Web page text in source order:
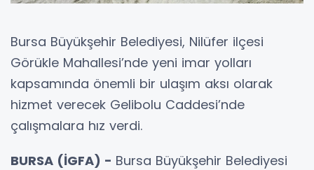
Bursa Büyükşehir Belediyesi, Nilüfer ilçesi
Görükle Mahallesi’nde yeni imar yolları
kapsamında önemli bir ulaşım aksı olarak
hizmet verecek Gelibolu Caddesi’nde
çalışmalara hız verdi.
BURSA (İGFA) - Bursa Büyükşehir Belediyesi